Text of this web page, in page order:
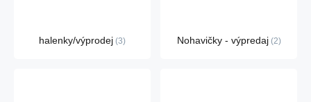
halenky/výprodej 3 Nohavičky - výpredaj 2